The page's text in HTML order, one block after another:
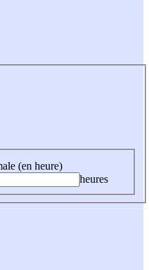
(en heure)
heures